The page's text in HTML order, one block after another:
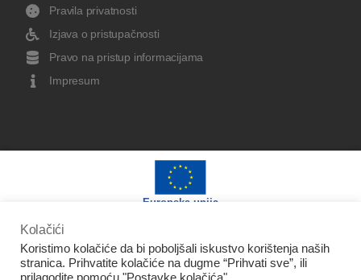
Pravila privatnosti
Izjava o pristupačnosti
Pravo na pristup informacijama
Impresum
Europska unija
Kolačići
Koristimo kolačiće da bi poboljšali iskustvo korištenja naših
stranica. Prihvatite kolačiće na dugme “Prihvati sve”, ili